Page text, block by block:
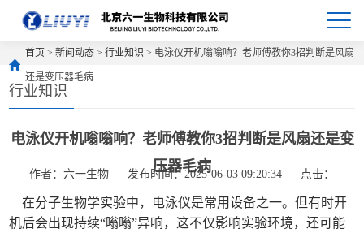
首页 >新闻动态 >行业知识 > 电泳仪开机嗡嗡响？老师傅教你3招判断是风扇
还是变压器毛病
行业知识
电泳仪开机嗡嗡响？老师傅教你3招判断是风扇还是变
压器毛病
作者：六一生物 发布时间：2025-06-03 09:20:34 点击：
在分子生物学实验中，电泳仪是常用设备之一。但有时开
机后会出现持续“嗡嗡”异响，这不仅影响实验环境，还可能